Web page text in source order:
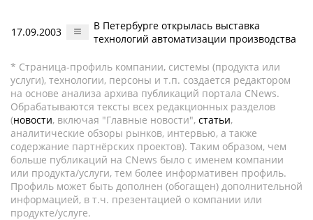
17.09.2003
В Петербурге открылась выставка
технологий автоматизации производства
* Страница-профиль компании, системы (продукта или
услуги), технологии, персоны и т.п. создается редактором
на основе анализа архива публикаций портала CNews.
Обрабатываются тексты всех редакционных разделов
(новости, включая "Главные новости", статьи,
аналитические обзоры рынков, интервью, а также
содержание партнёрских проектов). Таким образом, чем
больше публикаций на CNews было с именем компании
или продукта/услуги, тем более информативен профиль.
Профиль может быть дополнен (обогащен) дополнительной
информацией, в т.ч. презентацией о компании или
продукте/услуге.